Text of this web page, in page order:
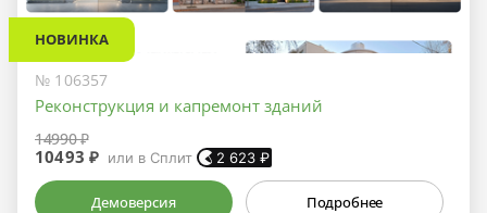
НОВИНКА
№ 106357
Реконструкция и капремонт зданий
14990 ₽
10493 ₽ или в Сплит 2 623 ₽
Демоверсия Подробнее